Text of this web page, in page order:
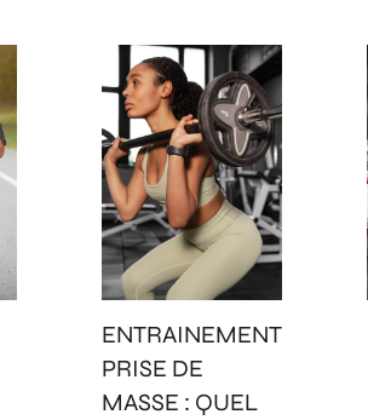
ENTRAINEMENT
PRISE DE
MASSE : QUEL